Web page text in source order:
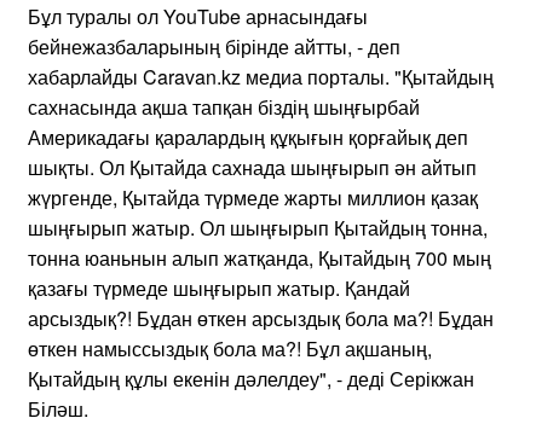
Бұл туралы ол YouTube арнасындағы
бейнежазбаларының бірінде айтты, - деп
хабарлайды Caravan.kz медиа порталы. "Қытайдың
сахнасында ақша тапқан біздің шыңғырбай
Америкадағы қаралардың құқығын қорғайық деп
шықты. Ол Қытайда сахнада шыңғырып ән айтып
жүргенде, Қытайда түрмеде жарты миллион қазақ
шыңғырып жатыр. Ол шыңғырып Қытайдың тонна,
тонна юаньнын алып жатқанда, Қытайдың 700 мың
қазағы түрмеде шыңғырып жатыр. Қандай
арсыздық?! Бұдан өткен арсыздық бола ма?! Бұдан
өткен намыссыздық бола ма?! Бұл ақшаның,
Қытайдың құлы екенін дәлелдеу", - деді Серікжан
Біләш.